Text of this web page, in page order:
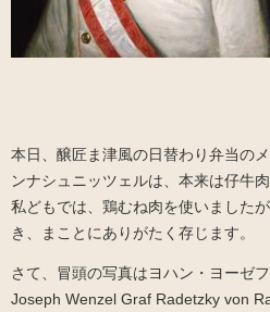
本日、醸匠ま津風の日替わり弁当の
ンナシュニッツェルは、本来は仔牛
私どもでは、鶏むね肉を使いました
き、まことにありがたく存じます。
さて、冒頭の写真はヨハン・ヨーゼ
Joseph Wenzel Graf Radetzky von